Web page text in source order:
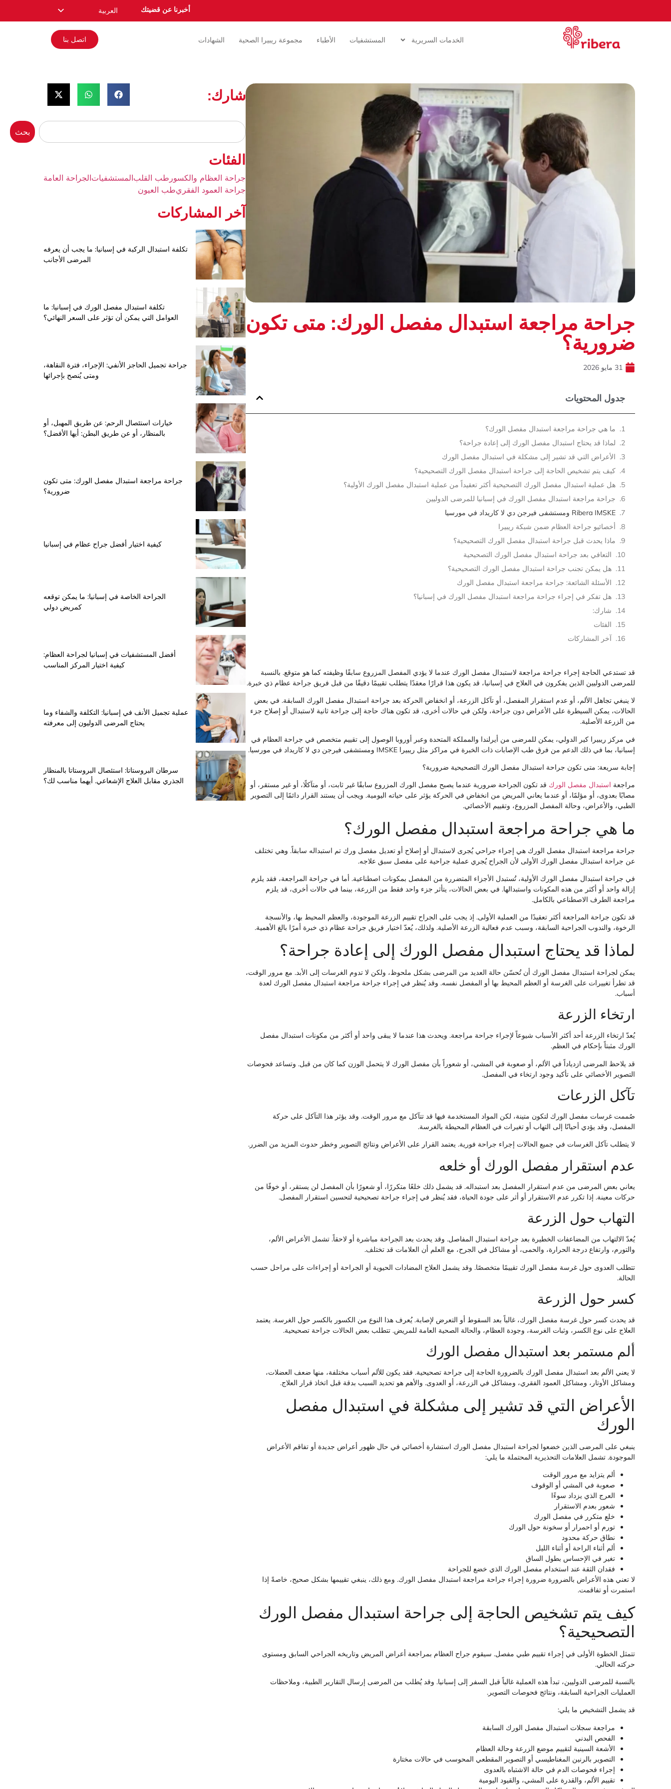
أخبرنا عن قضيتك العربية
English
Español
Română
Norsk
الخدمات السريرية المستشفيات الأطباء مجموعة ريبيرا الصحية الشهادات اتصل بنا
جراحة مراجعة استبدال مفصل الورك: متى تكون
ضرورية؟
31 مايو 2026
جدول المحتويات
ما هي جراحة مراجعة استبدال مفصل الورك؟
لماذا قد يحتاج استبدال مفصل الورك إلى إعادة جراحة؟
الأعراض التي قد تشير إلى مشكلة في استبدال مفصل الورك
كيف يتم تشخيص الحاجة إلى جراحة استبدال مفصل الورك التصحيحية؟
هل عملية استبدال مفصل الورك التصحيحية أكثر تعقيداً من عملية استبدال مفصل الورك الأولية؟
جراحة مراجعة استبدال مفصل الورك في إسبانيا للمرضى الدوليين
Ribera IMSKE ومستشفى فيرجن دي لا كاريداد في مورسيا
أخصائيو جراحة العظام ضمن شبكة ريبيرا
ماذا يحدث قبل جراحة استبدال مفصل الورك التصحيحية؟
التعافي بعد جراحة استبدال مفصل الورك التصحيحية
هل يمكن تجنب جراحة استبدال مفصل الورك التصحيحية؟
الأسئلة الشائعة: جراحة مراجعة استبدال مفصل الورك
هل تفكر في إجراء جراحة مراجعة استبدال مفصل الورك في إسبانيا؟
شارك:
الفئات
آخر المشاركات
قد تستدعي الحاجة إجراء جراحة مراجعة لاستبدال مفصل الورك عندما لا يؤدي المفصل المزروع سابقًا وظيفته كما هو متوقع. بالنسبة
للمرضى الدوليين الذين يفكرون في العلاج في إسبانيا، قد يكون هذا قرارًا معقدًا يتطلب تقييمًا دقيقًا من قبل فريق جراحة عظام ذي خبرة.
لا ينبغي تجاهل الألم، أو عدم استقرار المفصل، أو تآكل الزرعة، أو انخفاض الحركة بعد جراحة استبدال مفصل الورك السابقة. في بعض
الحالات، يمكن السيطرة على الأعراض دون جراحة، ولكن في حالات أخرى، قد تكون هناك حاجة إلى جراحة ثانية لاستبدال أو إصلاح جزء
من الزرعة الأصلية.
في مركز ريبيرا كير الدولي، يمكن للمرضى من أيرلندا والمملكة المتحدة وعبر أوروبا الوصول إلى تقييم متخصص في جراحة العظام في
إسبانيا، بما في ذلك الدعم من فرق طب الإصابات ذات الخبرة في مراكز مثل ريبيرا IMSKE ومستشفى فيرجن دي لا كاريداد في مورسيا.
إجابة سريعة: متى تكون جراحة استبدال مفصل الورك التصحيحية ضرورية؟
مراجعة استبدال مفصل الورك قد تكون الجراحة ضرورية عندما يصبح مفصل الورك المزروع سابقًا غير ثابت، أو متآكلًا، أو غير مستقر، أو
مصابًا بعدوى، أو مؤلمًا، أو عندما يعاني المريض من انخفاض في الحركة يؤثر على حياته اليومية. ويجب أن يستند القرار دائمًا إلى التصوير
الطبي، والأعراض، وحالة المفصل المزروع، وتقييم الأخصائي.
ما هي جراحة مراجعة استبدال مفصل الورك؟
جراحة مراجعة استبدال مفصل الورك هي إجراء جراحي يُجرى لاستبدال أو إصلاح أو تعديل مفصل ورك تم استبداله سابقاً. وهي تختلف
عن جراحة استبدال مفصل الورك الأولى لأن الجراح يُجري عملية جراحية على مفصل سبق علاجه.
في جراحة استبدال مفصل الورك الأولية، تُستبدل الأجزاء المتضررة من المفصل بمكونات اصطناعية. أما في جراحة المراجعة، فقد يلزم
إزالة واحد أو أكثر من هذه المكونات واستبدالها. في بعض الحالات، يتأثر جزء واحد فقط من الزرعة، بينما في حالات أخرى، قد يلزم
مراجعة الطرف الاصطناعي بالكامل.
قد تكون جراحة المراجعة أكثر تعقيدًا من العملية الأولى. إذ يجب على الجراح تقييم الزرعة الموجودة، والعظم المحيط بها، والأنسجة
الرخوة، والندوب الجراحية السابقة، وسبب عدم فعالية الزرعة الأصلية. ولذلك، يُعدّ اختيار فريق جراحة عظام ذي خبرة أمرًا بالغ الأهمية.
لماذا قد يحتاج استبدال مفصل الورك إلى إعادة جراحة؟
يمكن لجراحة استبدال مفصل الورك أن تُحسّن حالة العديد من المرضى بشكل ملحوظ، ولكن لا تدوم الغرسات إلى الأبد. مع مرور الوقت،
قد تطرأ تغييرات على الغرسة أو العظم المحيط بها أو المفصل نفسه. وقد يُنظر في إجراء جراحة مراجعة استبدال مفصل الورك لعدة
أسباب.
ارتخاء الزرعة
يُعدّ ارتخاء الزرعة أحد أكثر الأسباب شيوعاً لإجراء جراحة مراجعة. ويحدث هذا عندما لا يبقى واحد أو أكثر من مكونات استبدال مفصل
الورك مثبتاً بإحكام في العظم.
قد يلاحظ المرضى ازدياداً في الألم، أو صعوبة في المشي، أو شعوراً بأن مفصل الورك لا يتحمل الوزن كما كان من قبل. وتساعد فحوصات
التصوير الأخصائي على تأكيد وجود ارتخاء في المفصل.
تآكل الزرعات
صُممت غرسات مفصل الورك لتكون متينة، لكن المواد المستخدمة فيها قد تتآكل مع مرور الوقت. وقد يؤثر هذا التآكل على حركة
المفصل، وقد يؤدي أحيانًا إلى التهاب أو تغيرات في العظام المحيطة بالغرسة.
لا يتطلب تآكل الغرسات في جميع الحالات إجراء جراحة فورية. يعتمد القرار على الأعراض ونتائج التصوير وخطر حدوث المزيد من الضرر.
عدم استقرار مفصل الورك أو خلعه
يعاني بعض المرضى من عدم استقرار المفصل بعد استبداله. قد يشمل ذلك خلعًا متكررًا، أو شعورًا بأن المفصل لن يستقر، أو خوفًا من
حركات معينة. إذا تكرر عدم الاستقرار أو أثر على جودة الحياة، فقد يُنظر في إجراء جراحة تصحيحية لتحسين استقرار المفصل.
التهاب حول الزرعة
يُعدّ الالتهاب من المضاعفات الخطيرة بعد جراحة استبدال المفاصل. وقد يحدث بعد الجراحة مباشرة أو لاحقاً. تشمل الأعراض الألم،
والتورم، وارتفاع درجة الحرارة، والحمى، أو مشاكل في الجرح، مع العلم أن العلامات قد تختلف.
تتطلب العدوى حول غرسة مفصل الورك تقييمًا متخصصًا. وقد يشمل العلاج المضادات الحيوية أو الجراحة أو إجراءات على مراحل حسب
الحالة.
كسر حول الزرعة
قد يحدث كسر حول غرسة مفصل الورك، غالباً بعد السقوط أو التعرض لإصابة. يُعرف هذا النوع من الكسور بالكسر حول الغرسة. يعتمد
العلاج على نوع الكسر، وثبات الغرسة، وجودة العظام، والحالة الصحية العامة للمريض. تتطلب بعض الحالات جراحة تصحيحية.
ألم مستمر بعد استبدال مفصل الورك
لا يعني الألم بعد استبدال مفصل الورك بالضرورة الحاجة إلى جراحة تصحيحية. فقد يكون للألم أسباب مختلفة، منها ضعف العضلات،
ومشاكل الأوتار، ومشاكل العمود الفقري، ومشاكل في الزرعة، أو العدوى. والأهم هو تحديد السبب بدقة قبل اتخاذ قرار العلاج.
الأعراض التي قد تشير إلى مشكلة في استبدال مفصل
الورك
ينبغي على المرضى الذين خضعوا لجراحة استبدال مفصل الورك استشارة أخصائي في حال ظهور أعراض جديدة أو تفاقم الأعراض
الموجودة. تشمل العلامات التحذيرية المحتملة ما يلي:
ألم يتزايد مع مرور الوقت
صعوبة في المشي أو الوقوف
العرج الذي يزداد سوءًا
شعور بعدم الاستقرار
خلع متكرر في مفصل الورك
تورم أو احمرار أو سخونة حول الورك
نطاق حركة محدود
ألم أثناء الراحة أو أثناء الليل
تغير في الإحساس بطول الساق
فقدان الثقة عند استخدام مفصل الورك الذي خضع للجراحة
لا تعني هذه الأعراض بالضرورة ضرورة إجراء جراحة مراجعة استبدال مفصل الورك. ومع ذلك، ينبغي تقييمها بشكل صحيح، خاصةً إذا
استمرت أو تفاقمت.
كيف يتم تشخيص الحاجة إلى جراحة استبدال مفصل الورك
التصحيحية؟
تتمثل الخطوة الأولى في إجراء تقييم طبي مفصل. سيقوم جراح العظام بمراجعة أعراض المريض وتاريخه الجراحي السابق ومستوى
حركته الحالي.
بالنسبة للمرضى الدوليين، تبدأ هذه العملية غالباً قبل السفر إلى إسبانيا. وقد يُطلب من المرضى إرسال التقارير الطبية، وملاحظات
العمليات الجراحية السابقة، ونتائج فحوصات التصوير.
قد يشمل التشخيص ما يلي:
مراجعة سجلات استبدال مفصل الورك السابقة
الفحص البدني
الأشعة السينية لتقييم موضع الزرعة وحالة العظام
التصوير بالرنين المغناطيسي أو التصوير المقطعي المحوسب في حالات مختارة
إجراء فحوصات الدم في حالة الاشتباه بالعدوى
تقييم الألم، والقدرة على المشي، والقيود اليومية
شارك:
بحث
الفئات
جراحة العظام والكسور طب القلبالمستشفياتالجراحة العامة
جراحة العمود الفقريطب العيون
آخر المشاركات
تكلفة استبدال الركبة في إسبانيا: ما يجب أن يعرفه
المرضى الأجانب
تكلفة استبدال مفصل الورك في إسبانيا: ما
العوامل التي يمكن أن تؤثر على السعر النهائي؟
جراحة تجميل الحاجز الأنفي: الإجراء، فترة النقاهة،
ومتى يُنصح بإجرائها
خيارات استئصال الرحم: عن طريق المهبل، أو
بالمنظار، أو عن طريق البطن: أيها الأفضل؟
جراحة مراجعة استبدال مفصل الورك: متى تكون
ضرورية؟
كيفية اختيار أفضل جراح عظام في إسبانيا
الجراحة الخاصة في إسبانيا: ما يمكن توقعه
كمريض دولي
أفضل المستشفيات في إسبانيا لجراحة العظام:
كيفية اختيار المركز المناسب
عملية تجميل الأنف في إسبانيا: التكلفة والشفاء وما
يحتاج المرضى الدوليون إلى معرفته
سرطان البروستاتا: استئصال البروستاتا بالمنظار
الجذري مقابل العلاج الإشعاعي. أيهما مناسب لك؟